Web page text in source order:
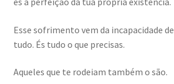
Esse sofrimento vem da incapacidade
tudo. És tudo o que precisas.
Aqueles que te rodeiam também o são.